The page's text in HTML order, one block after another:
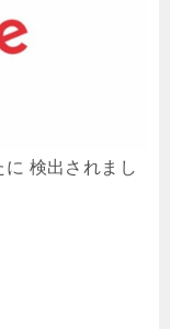
検出されまし